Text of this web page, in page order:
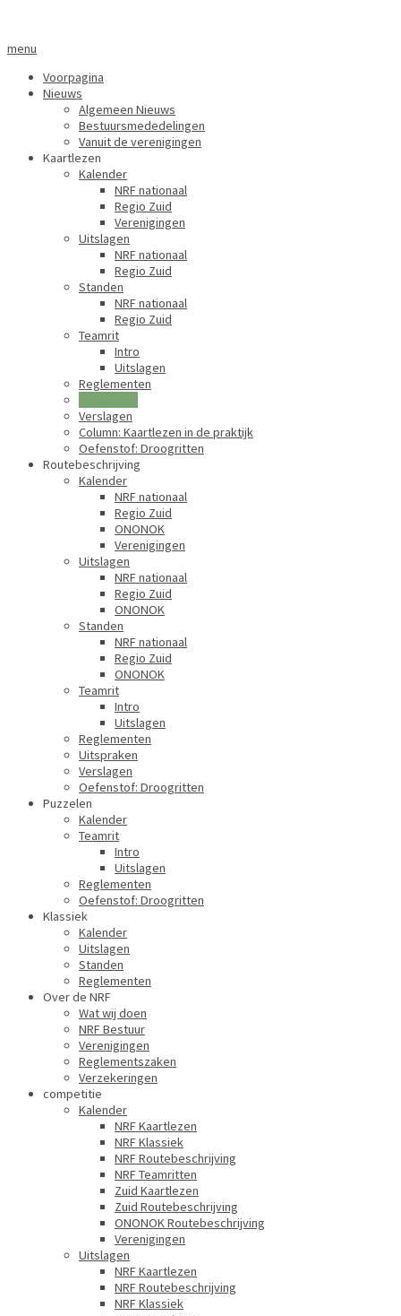
menu
Voorpagina
Nieuws
Algemeen Nieuws
Bestuursmededelingen
Vanuit de verenigingen
Kaartlezen
Kalender
NRF nationaal
Regio Zuid
Verenigingen
Uitslagen
NRF nationaal
Regio Zuid
Standen
NRF nationaal
Regio Zuid
Teamrit
Intro
Uitslagen
Reglementen
Verslagen
Column: Kaartlezen in de praktijk
Oefenstof: Droogritten
Routebeschrijving
Kalender
NRF nationaal
Regio Zuid
ONONOK
Verenigingen
Uitslagen
NRF nationaal
Regio Zuid
ONONOK
Standen
NRF nationaal
Regio Zuid
ONONOK
Teamrit
Intro
Uitslagen
Reglementen
Uitspraken
Verslagen
Oefenstof: Droogritten
Puzzelen
Kalender
Teamrit
Intro
Uitslagen
Reglementen
Oefenstof: Droogritten
Klassiek
Kalender
Uitslagen
Standen
Reglementen
Over de NRF
Wat wij doen
NRF Bestuur
Verenigingen
Reglementszaken
Verzekeringen
competitie
Kalender
NRF Kaartlezen
NRF Klassiek
NRF Routebeschrijving
NRF Teamritten
Zuid Kaartlezen
Zuid Routebeschrijving
ONONOK Routebeschrijving
Verenigingen
Uitslagen
NRF Kaartlezen
NRF Routebeschrijving
NRF Klassiek